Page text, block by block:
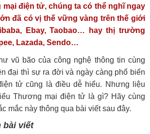
mại điện tử, chúng ta có thể nghĩ ngay
đã có vị thế vững vàng trên thế giới
Ebay, Taobao… hay thị trường
Lazada, Sendo…
vũ bão của công nghệ thông tin cùng
đại thì sự ra đời và ngày càng phổ biến
tử cũng là điều dễ hiểu. Nhưng liệu
Thương mại điện tử là gì? Hãy cùng
mắc này thông qua bài viết sau đây.
bài viết